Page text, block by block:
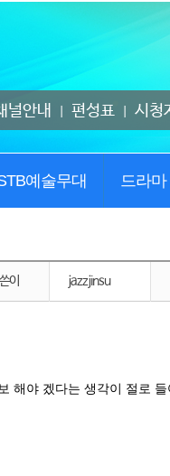
널안내 편성표 시청
예술무대 드라마
이 jazzjinsu
해야 겠다는 생각이 절로